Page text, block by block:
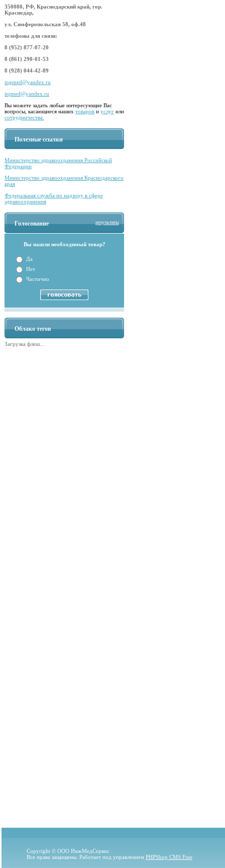
350080, РФ, Краснодарский край, гор.
Краснодар,
ул. Симферопольская 58, оф.48
телефоны для связи:
8 (952) 877-07-20
8 (861) 290-01-53
8 (928) 044-42-89
ingmed@yandex.ru
injmed@yandex.ru
Вы можете задать любые интересующие Вас
вопросы, касающиеся наших товаров и услуг или
сотрудничества.
Полезные ссылки
Министерство здравоохранения Российской
Федерации
Министерство здравоохранения Краснодарского
края
Федеральная служба по надзору в сфере
здравоохранения
Голосование результаты
Вы нашли необходимый товар?
Да
Нет
Частично
Облако тегов
Загрузка флеш...
Copyright © ООО ИнжМедСервис
Все права защищены. Работает под управлением PHPShop CMS Free